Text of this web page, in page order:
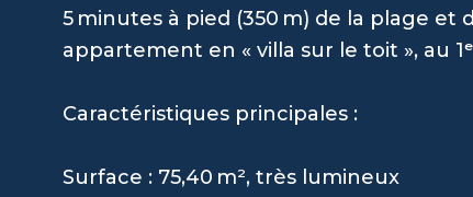
5 minutes à pied (350 m) de la plage
appartement en « villa sur le toit », au
Caractéristiques principales :
Surface : 75,40 m², très lumineux